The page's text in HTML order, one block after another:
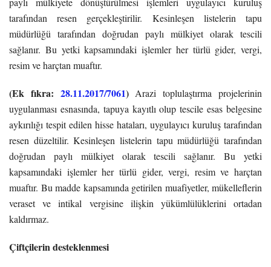
tarafından resen gerçekleştirilir. Kesinleşen listelerin tapu
müdürlüğü tarafından doğrudan paylı mülkiyet olarak tescili
sağlanır. Bu yetki kapsamındaki işlemler her türlü gider, vergi,
resim ve harçtan muaftır.
(Ek fıkra: 28.11.2017/7061)Arazi toplulaştırma projelerinin
uygulanması esnasında, tapuya kayıtlı olup tescile esas belgesine
aykırılığı tespit edilen hisse hataları, uygulayıcı kuruluş tarafından
resen düzeltilir. Kesinleşen listelerin tapu müdürlüğü tarafından
doğrudan paylı mülkiyet olarak tescili sağlanır. Bu yetki
kapsamındaki işlemler her türlü gider, vergi, resim ve harçtan
muaftır. Bu madde kapsamında getirilen muafiyetler, mükelleflerin
veraset ve intikal vergisine ilişkin yükümlülüklerini ortadan
kaldırmaz.
Çiftçilerin desteklenmesi